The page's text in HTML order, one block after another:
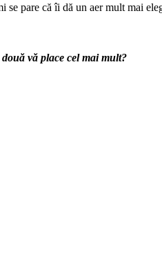
pare că îi dă un aer mult mai
vă place cel mai mult?